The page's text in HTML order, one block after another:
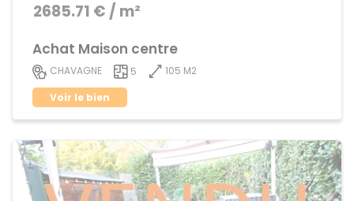
2685.71 € / m²
Achat Maison centre
CHAVAGNE 5
105 M2
Voir le bien